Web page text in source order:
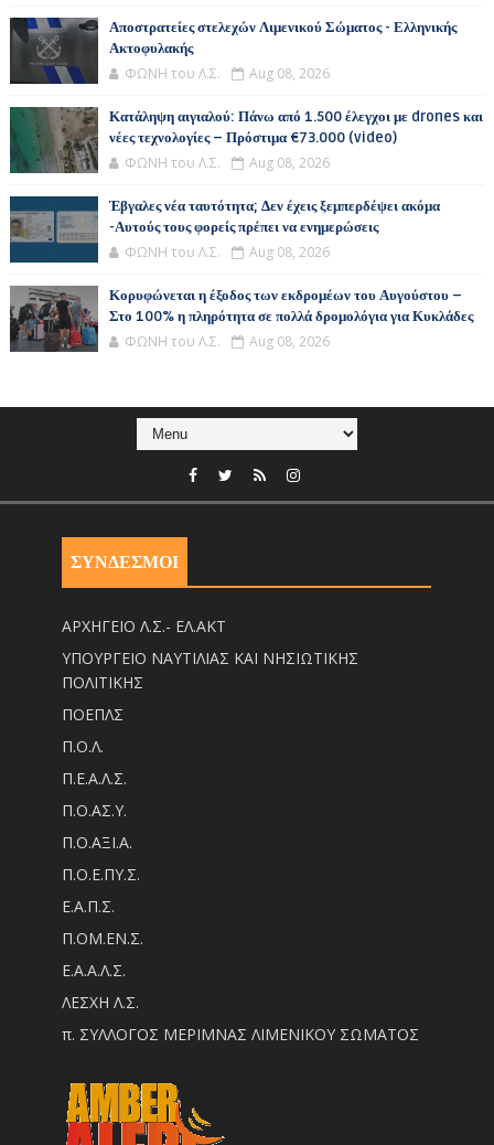
Αποστρατείες στελεχών Λιμενικού Σώματος - Ελληνικής
Ακτοφυλακής
ΦΩΝΗ του Λ.Σ. Aug 08, 2026
Κατάληψη αιγιαλού: Πάνω από 1.500 έλεγχοι με drones και
νέες τεχνολογίες – Πρόστιμα €73.000 (video)
ΦΩΝΗ του Λ.Σ. Aug 08, 2026
Έβγαλες νέα ταυτότητα; Δεν έχεις ξεμπερδέψει ακόμα
-Αυτούς τους φορείς πρέπει να ενημερώσεις
ΦΩΝΗ του Λ.Σ. Aug 08, 2026
Κορυφώνεται η έξοδος των εκδρομέων του Αυγούστου –
Στο 100% η πληρότητα σε πολλά δρομολόγια για Κυκλάδες
ΦΩΝΗ του Λ.Σ. Aug 08, 2026
ΣΥΝΔΕΣΜΟΙ
ΑΡΧΗΓΕΙΟ Λ.Σ.- ΕΛ.ΑΚΤ
ΥΠΟΥΡΓΕΙΟ ΝΑΥΤΙΛΙΑΣ ΚΑΙ ΝΗΣΙΩΤΙΚΗΣ
ΠΟΛΙΤΙΚΗΣ
ΠΟΕΠΛΣ
Π.Ο.Λ.
Π.Ε.Α.Λ.Σ.
Π.Ο.ΑΣ.Υ.
Π.Ο.ΑΞΙ.Α.
Π.Ο.Ε.ΠΥ.Σ.
Ε.Α.Π.Σ.
Π.ΟM.EN.Σ.
Ε.Α.Α.Λ.Σ.
ΛΕΣΧΗ Λ.Σ.
π. ΣΥΛΛΟΓΟΣ ΜΕΡΙΜΝΑΣ ΛΙΜΕΝΙΚΟΥ ΣΩΜΑΤΟΣ